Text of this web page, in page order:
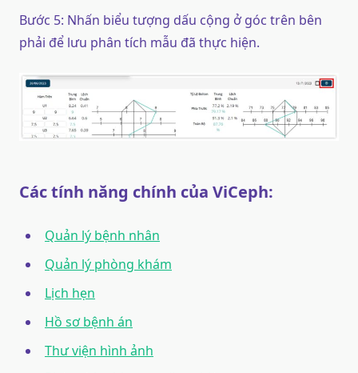
Bước 5: Nhấn biểu tượng dấu cộng ở góc trên bên
phải để lưu phân tích mẫu đã thực hiện.
Các tính năng chính của ViCeph:
Quản lý bệnh nhân
Quản lý phòng khám
Lịch hẹn
Hồ sơ bệnh án
Thư viện hình ảnh